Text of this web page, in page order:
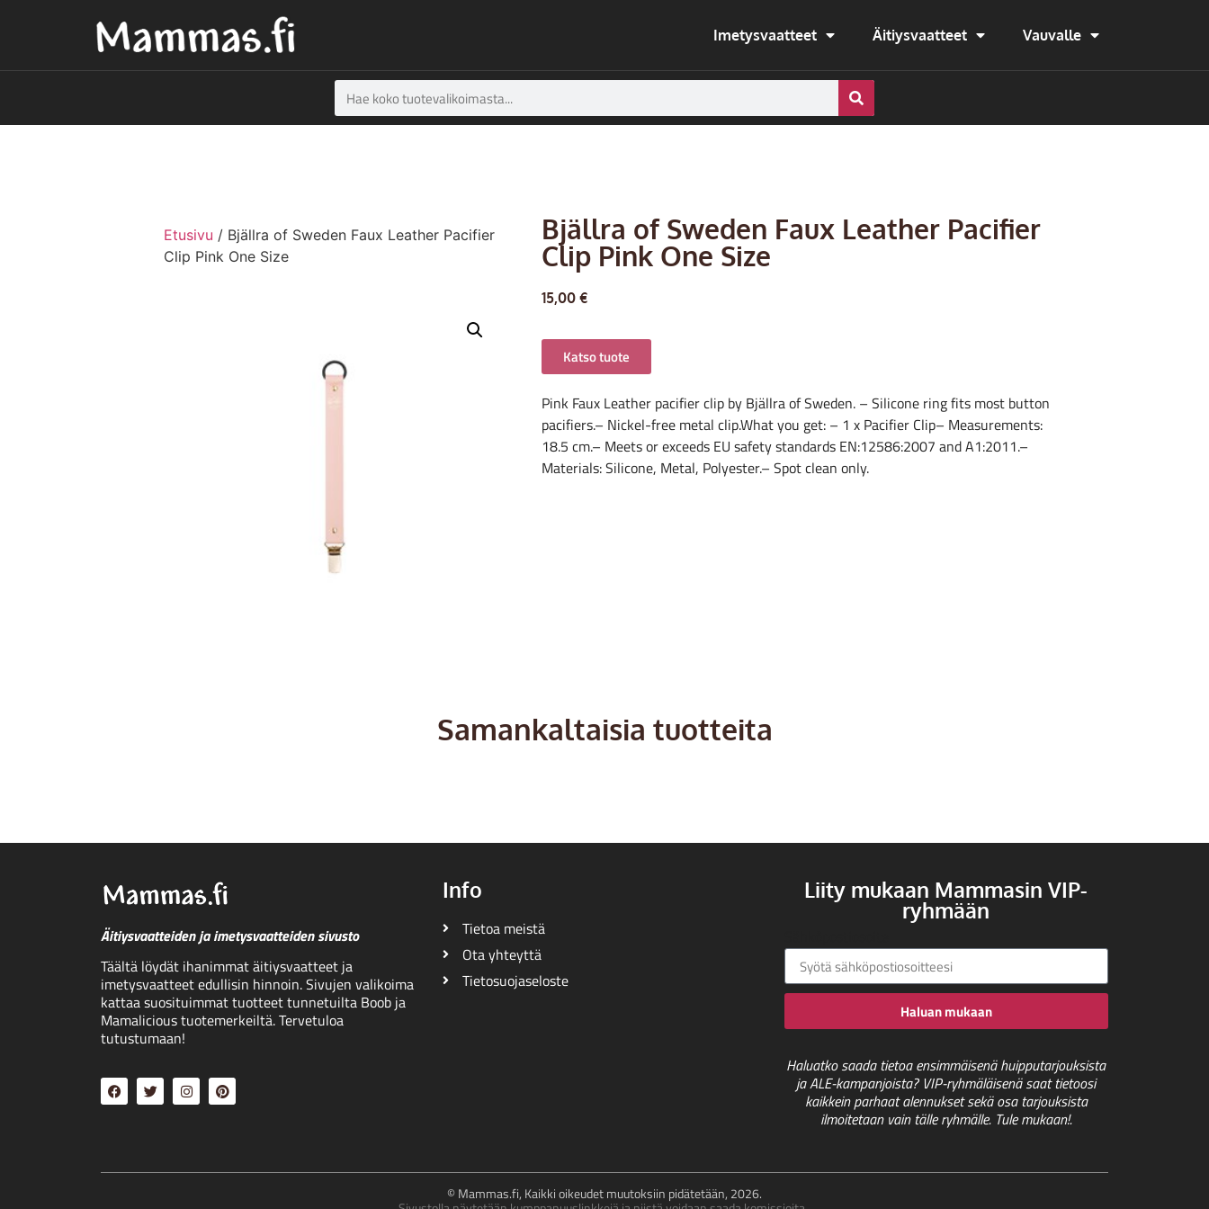
Imetysvaatteet Äitiysvaatteet Vauvalle
Etusivu / Bjällra of Sweden Faux Leather Pacifier
Clip Pink One Size
Bjällra of Sweden Faux Leather Pacifier
Clip Pink One Size
15,00 €
Katso tuote
Pink Faux Leather pacifier clip by Bjällra of Sweden. – Silicone ring fits most button
pacifiers.– Nickel-free metal clip.What you get: – 1 x Pacifier Clip– Measurements:
18.5 cm.– Meets or exceeds EU safety standards EN:12586:2007 and A1:2011.–
Materials: Silicone, Metal, Polyester.– Spot clean only.
Samankaltaisia tuotteita
Äitiysvaatteiden ja imetysvaatteiden sivusto
Täältä löydät ihanimmat äitiysvaatteet ja
imetysvaatteet edullisin hinnoin. Sivujen valikoima
kattaa suosituimmat tuotteet tunnetuilta Boob ja
Mamalicious tuotemerkeiltä. Tervetuloa
tutustumaan!
Info
Tietoa meistä
Ota yhteyttä
Tietosuojaseloste
Liity mukaan Mammasin VIP-
ryhmään
Haluan mukaan
Haluatko saada tietoa ensimmäisenä huipputarjouksista
ja ALE-kampanjoista? VIP-ryhmäläisenä saat tietoosi
kaikkein parhaat alennukset sekä osa tarjouksista
ilmoitetaan vain tälle ryhmälle. Tule mukaan!.
© Mammas.fi, Kaikki oikeudet muutoksiin pidätetään, 2026.